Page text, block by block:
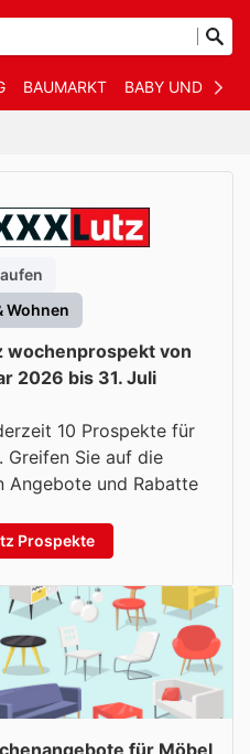
BAUMARKT BABY UND KIND
Wohnen
wochenprospekt von
2026 bis 31. Juli
10 Prospekte für
Greifen Sie auf die
Angebote und Rabatte
Prospekte
für Möbel